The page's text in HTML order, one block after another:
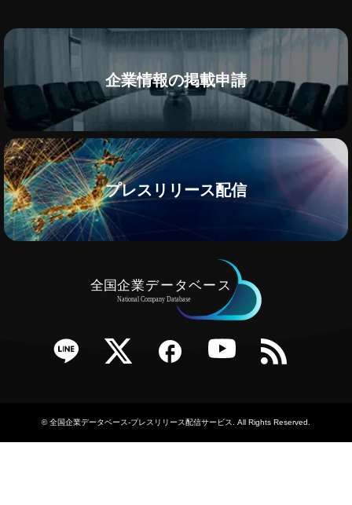
企業情報の掲載申請
プレスリリース配信
Twitter Facebook YouTube RSS
©全国企業データベース-プレスリリース配信サービス . All Rights Reserved.